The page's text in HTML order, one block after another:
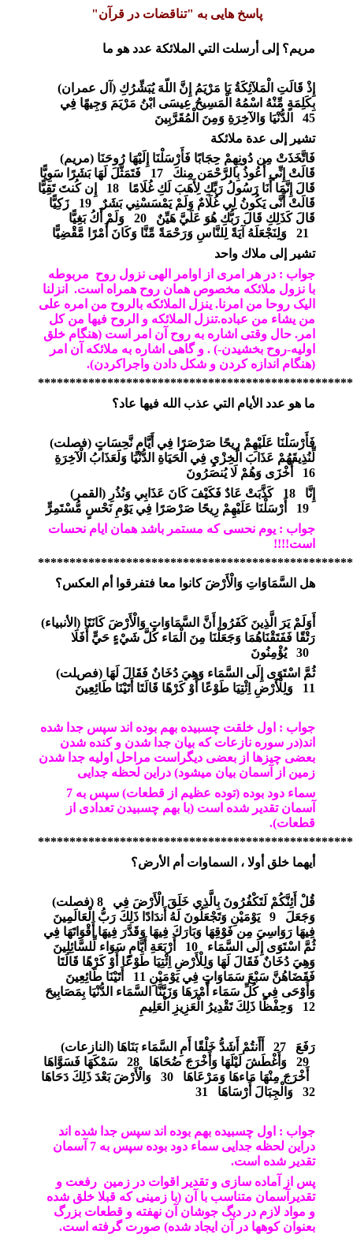
پاسخ هایی به "تناقضات در قرآن"
ما هو عدد الملائكة التي أرسلت إلى مريم؟
(آل عمران ) إِذْ قَالَتِ الْمَلآئِكَةُ يَا مَرْيَمُ إِنَّ اللّهَ يُبَشِّرُكِ
بِكَلِمَةٍ مِّنْهُ اسْمُهُ الْمَسِيحُ عِيسَى ابْنُ مَرْيَمَ وَجِيهًا فِي
الدُّنْيَا وَالآخِرَةِ وَمِنَ الْمُقَرَّبِينَ
45
تشير إلى عدة ملائكة
(مريم) فَاتَّخَذَتْ مِن دُونِهِمْ حِجَابًا فَأَرْسَلْنَا إِلَيْهَا رُوحَنَا
فَتَمَثَّلَ لَهَا بَشَرًا سَوِيًّا 17 قَالَتْ إِنِّي أَعُوذُ بِالرَّحْمَن مِنكَ
إِن كُنتَ تَقِيًّا
18 قَالَ إِنَّمَا أَنَا رَسُولُ رَبِّكِ لِأَهَبَ لَكِ غُلَامًا
زَكِيًّا 19
قَالَتْ أَنَّى يَكُونُ لِي غُلَامٌ وَلَمْ يَمْسَسْنِي بَشَرٌ
وَلَمْ أَكُ بَغِيًّا 20 قَالَ كَذَلِكِ قَالَ رَبُّكِ هُوَ عَلَيَّ هَيِّنٌ
وَلِنَجْعَلَهُ آيَةً لِلنَّاسِ وَرَحْمَةً مِّنَّا وَكَانَ أَمْرًا مَّقْضِيًّا 21
تشير إلى ملاك واحد
جواب : در هر امری از اوامر الهی نزول روح مربوطه
با نزول ملائکه مخصوص همان روح همراه است. انزلنا
الیک روحا من امرنا. ینزل الملائکه بالروح من امره علی
من یشاء من عباده.تنزل الملائکه و الروح فیها من کل
امر. حال وقتی اشاره به روح آن امر است (هنگام خلق
اولیه-روح بخشیدن-) . و گاهی اشاره به ملائکه آن امر
(هنگام اندازه کردن و شکل دادن واجراکردن).
ما هو عدد الأيام التي عذب الله فيها عاد؟
(فصلت) فَأَرْسَلْنَا عَلَيْهِمْ رِيحًا صَرْصَرًا فِي أَيَّامٍ نَّحِسَاتٍ
لِّنُذِيقَهُمْ عَذَابَ الْخِزْيِ فِي الْحَيَاةِ الدُّنْيَا وَلَعَذَابُ الْآخِرَةِ
أَخْزَى وَهُمْ لَا يُنصَرُونَ
16
( القمر ) كَذَّبَتْ عَادٌ فَكَيْفَ كَانَ عَذَابِي وَنُذُرِ18 إِنَّا
أَرْسَلْنَا عَلَيْهِمْ رِيحًا صَرْصَرًا فِي يَوْمِ نَحْسٍ مُّسْتَمِرٍّ
19
جواب : یوم نحسی که مستمر باشد همان ایام نحسات
است!!!!
هل السَّمَاوَاتِ وَالْأَرْضَ كانوا معا فتفرقوا أم العكس؟
(الأنبياء ) أَوَلَمْ يَرَ الَّذِينَ كَفَرُوا أَنَّ السَّمَاوَاتِ وَالْأَرْضَ كَانَتَا
رَتْقًا فَفَتَقْنَاهُمَا وَجَعَلْنَا مِنَ الْمَاء كُلَّ شَيْءٍ حَيٍّ أَفَلَا
يُؤْمِنُونَ30
(فصلت) ثُمَّ اسْتَوَى إِلَى السَّمَاء وَهِيَ دُخَانٌ فَقَالَ لَهَا
وَلِلْأَرْضِ اِئْتِيَا طَوْعًا أَوْ كَرْهًا قَالَتَا أَتَيْنَا طَائِعِينَ 11
جواب : اول خلقت چسبیده بهم بوده اند سپس جدا شده
اند(در سوره نازعات که بیان جدا شدن و کنده شدن
بعضی چیزها از بعضی دیگراست مراحل اولیه جدا شدن
زمین از آسمان بیان میشود) دراین لحظه جدایی
سماء دود بوده (توده عظیم از قطعات) سپس به 7
آسمان تقدیر شده است (با بهم چسبیدن تعدادی از
قطعات).
أيهما خلق أولا ، السماوات أم الأرض؟
(فصلت) 8 قُلْ أَئِنَّكُمْ لَتَكْفُرُونَ بِالَّذِي خَلَقَ الْأَرْضَ فِي
يَوْمَيْنِ وَتَجْعَلُونَ لَهُ أَندَادًا ذَلِكَ رَبُّ الْعَالَمِينَ9 وَجَعَلَ
فِيهَا رَوَاسِيَ مِن فَوْقِهَا وَبَارَكَ فِيهَا وَقَدَّرَ فِيهَا أَقْوَاتَهَا فِي
أَرْبَعَةِ أَيَّامٍ سَوَاء لِّلسَّائِلِينَ
10 ثُمَّ اسْتَوَى إِلَى السَّمَاء
وَهِيَ دُخَانٌ فَقَالَ لَهَا وَلِلْأَرْضِ اِئْتِيَا طَوْعًا أَوْ كَرْهًا قَالَتَا
أَتَيْنَا طَائِعِينَ
11 فَقَضَاهُنَّ سَبْعَ سَمَاوَاتٍ فِي يَوْمَيْنِ
وَأَوْحَى فِي كُلِّ سَمَاء أَمْرَهَا وَزَيَّنَّا السَّمَاء الدُّنْيَا بِمَصَابِيحَ
وَحِفْظًا ذَلِكَ تَقْدِيرُ الْعَزِيزِ الْعَلِيمِ 12
(النازعات ) أَأَنتُمْ أَشَدُّ خَلْقًا أَمِ السَّمَاء بَنَاهَا 27 رَفَعَ
سَمْكَهَا فَسَوَّاهَا 28 وَأَغْطَشَ لَيْلَهَا وَأَخْرَجَ ضُحَاهَا 29
وَالْأَرْضَ بَعْدَ ذَلِكَ دَحَاهَا 30 أَخْرَجَ مِنْهَا مَاءهَا وَمَرْعَاهَا
31 وَالْجِبَالَ أَرْسَاهَا 32
جواب : اول چسبیده بهم بوده اند سپس جدا شده اند
دراین لحظه جدایی سماء دود بوده سپس به 7 آسمان
تقدیر شده است.
پس از آماده سازی و تقدیر اقوات در زمین رفعت و
تقدیرآسمان متناسب با آن (با زمینی که قبلا خلق شده
و مواد لازم در دیگ جوشان آن نهفته و قطعات بزرگ
بعنوان کوهها در آن ایجاد شده) صورت گرفته است.